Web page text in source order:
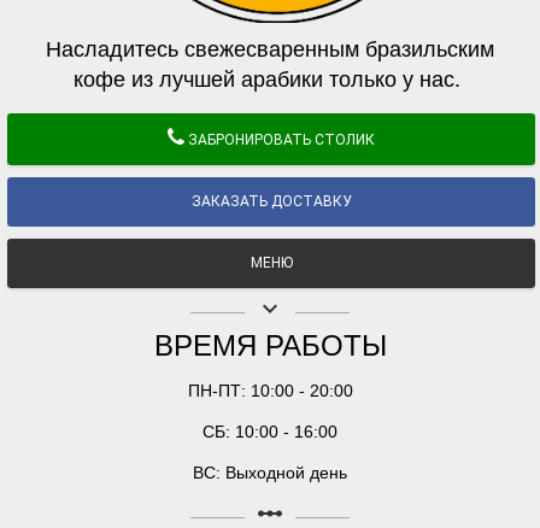
Насладитесь свежесваренным бразильским
кофе из лучшей арабики только у нас.
ЗАБРОНИРОВАТЬ СТОЛИК
ЗАКАЗАТЬ ДОСТАВКУ
МЕНЮ
keyboard_arrow_down
ВРЕМЯ РАБОТЫ
ПН-ПТ: 10:00 - 20:00
СБ: 10:00 - 16:00
ВС: Выходной день
linear_scale